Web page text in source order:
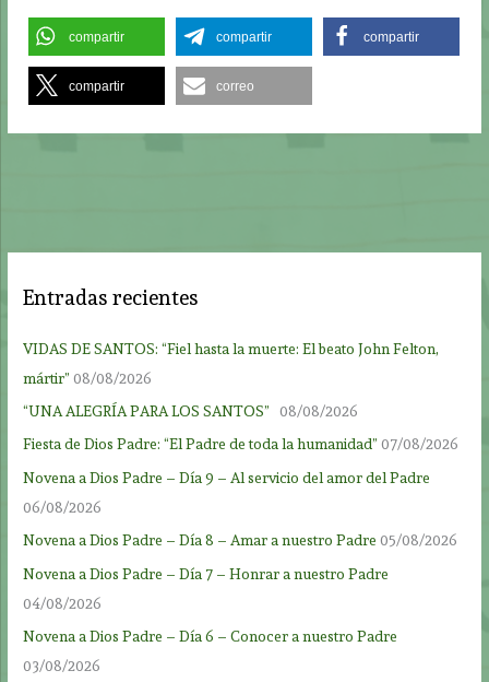
compartir compartir compartir
compartir correo
Entradas recientes
VIDAS DE SANTOS: “Fiel hasta la muerte: El beato John Felton,
mártir” 08/08/2026
“UNA ALEGRÍA PARA LOS SANTOS”
08/08/2026
Fiesta de Dios Padre: “El Padre de toda la humanidad” 07/08/2026
Novena a Dios Padre – Día 9 – Al servicio del amor del Padre
06/08/2026
Novena a Dios Padre – Día 8 – Amar a nuestro Padre 05/08/2026
Novena a Dios Padre – Día 7 – Honrar a nuestro Padre
04/08/2026
Novena a Dios Padre – Día 6 – Conocer a nuestro Padre
03/08/2026